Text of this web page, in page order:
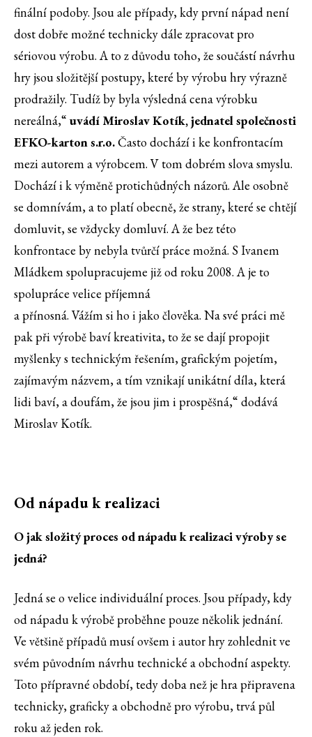
finální podoby. Jsou ale případy, kdy první nápad není
dost dobře možné technicky dále zpracovat pro
sériovou výrobu. A to z důvodu toho, že součástí návrhu
hry jsou složitější postupy, které by výrobu hry výrazně
prodražily. Tudíž by byla výsledná cena výrobku
nereálná,“ uvádí Miroslav Kotík, jednatel společnosti
EFKO-karton s.r.o.Často dochází i ke konfrontacím
mezi autorem a výrobcem. V tom dobrém slova smyslu.
Dochází i k výměně protichůdných názorů. Ale osobně
se domnívám, a to platí obecně, že strany, které se chtějí
domluvit, se vždycky domluví. A že bez této
konfrontace by nebyla tvůrčí práce možná. S Ivanem
Mládkem spolupracujeme již od roku 2008. A je to
spolupráce velice příjemná
a přínosná. Vážím si ho i jako člověka. Na své práci mě
pak při výrobě baví kreativita, to že se dají propojit
myšlenky s technickým řešením, grafickým pojetím,
zajímavým názvem, a tím vznikají unikátní díla, která
lidi baví, a doufám, že jsou jim i prospěšná,“ dodává
Miroslav Kotík.
Od nápadu k realizaci
O jak složitý proces od nápadu k realizaci výroby se
jedná?
Jedná se o velice individuální proces. Jsou případy, kdy
od nápadu k výrobě proběhne pouze několik jednání.
Ve většině případů musí ovšem i autor hry zohlednit ve
svém původním návrhu technické a obchodní aspekty.
Toto přípravné období, tedy doba než je hra připravena
technicky, graficky a obchodně pro výrobu, trvá půl
roku až jeden rok.